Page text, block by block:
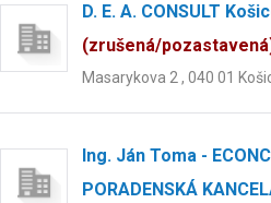
D. E. A. CONSULT
(zrušená/
Masarykova 2 , 040 01
Ing. Ján Toma -
PORADENSKÁ